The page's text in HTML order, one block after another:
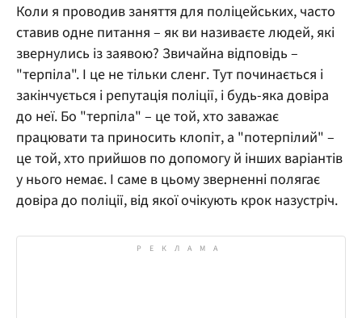
Коли я проводив заняття для поліцейських, часто
ставив одне питання – як ви називаєте людей, які
звернулись із заявою? Звичайна відповідь –
"терпіла". І це не тільки сленг. Тут починається і
закінчується і репутація поліції, і будь-яка довіра
до неї. Бо "терпіла" – це той, хто заважає
працювати та приносить клопіт, а "потерпілий" –
це той, хто прийшов по допомогу й інших варіантів
у нього немає. І саме в цьому зверненні полягає
довіра до поліції, від якої очікують крок назустріч.